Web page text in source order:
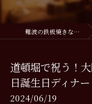
難波の鉄板焼きなら鉄板DiningSEEKS
道頓堀で祝う！
日誕生日ディナー
2024/06/19